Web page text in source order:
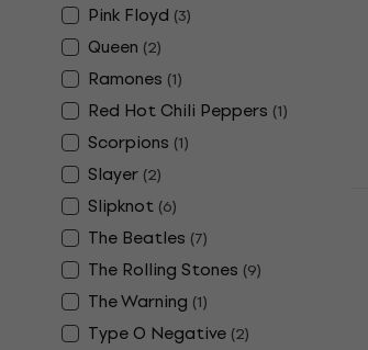
Pink Floyd (3)
Queen (2)
Ramones (1)
Red Hot Chili Peppers (1)
Scorpions (1)
Slayer (2)
Slipknot (6)
The Beatles (7)
The Rolling Stones (9)
The Warning (1)
Type O Negative (2)